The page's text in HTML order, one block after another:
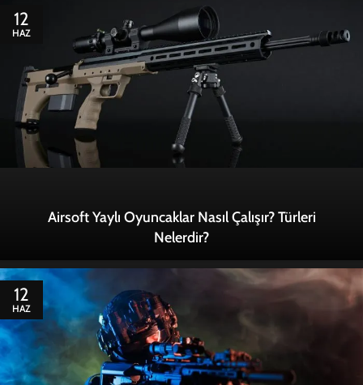
12
HAZ
Airsoft Yaylı Oyuncaklar Nasıl Çalışır? Türleri
Nelerdir?
12
HAZ